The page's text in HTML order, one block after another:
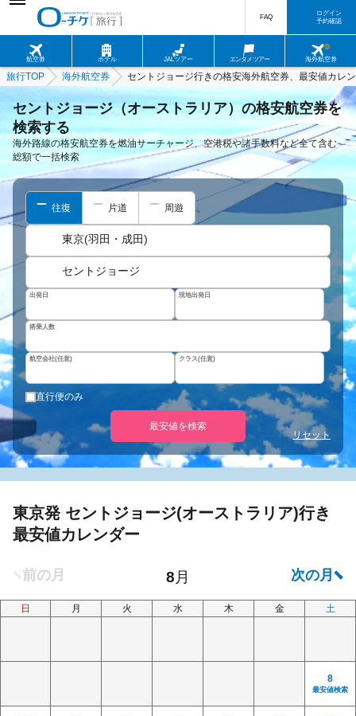
航空券 ホテル JALツアー エンタメツアー 海外航空券
FAQ
ログイン
予約確認
旅行TOP 海外航空券 セントジョージ行きの格安海外航空券、最安値カレ
セントジョージ（オーストラリア）の格安航空券を
検索する
海外路線の格安航空券を燃油サーチャージ、空港税や諸手数料など全て含む
総額で一括検索
往復 片道 周遊
東京(羽田・成田)
セントジョージ
出発日 現地出発日
搭乗人数
航空会社(任意) クラス(任意)
直行便のみ
最安値を検索
リセット
東京発 セントジョージ(オーストラリア)行き
最安値カレンダー
日 月 火 水 木 金 土
8
最安値検索